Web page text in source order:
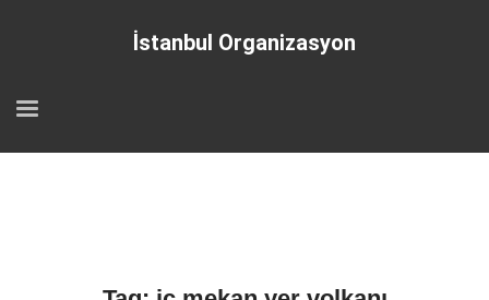
İstanbul Organizasyon